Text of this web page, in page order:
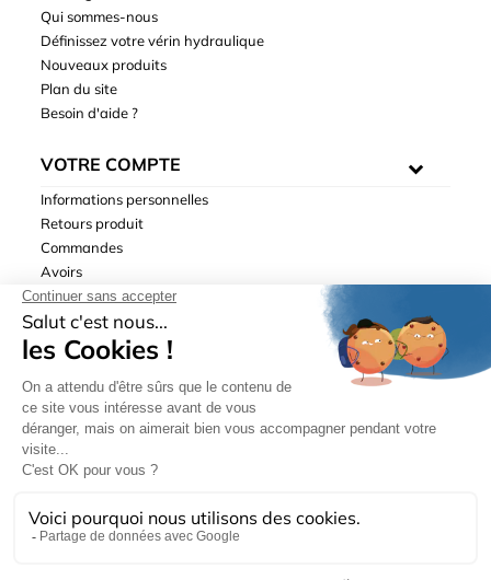
Qui sommes-nous
Définissez votre vérin hydraulique
Nouveaux produits
Plan du site
Besoin d'aide ?
VOTRE COMPTE
Informations personnelles
Retours produit
Commandes
Avoirs
Adresses
Bons de réduction
de ventes| © Hydrodis 2003-2026. Tous droits réservés